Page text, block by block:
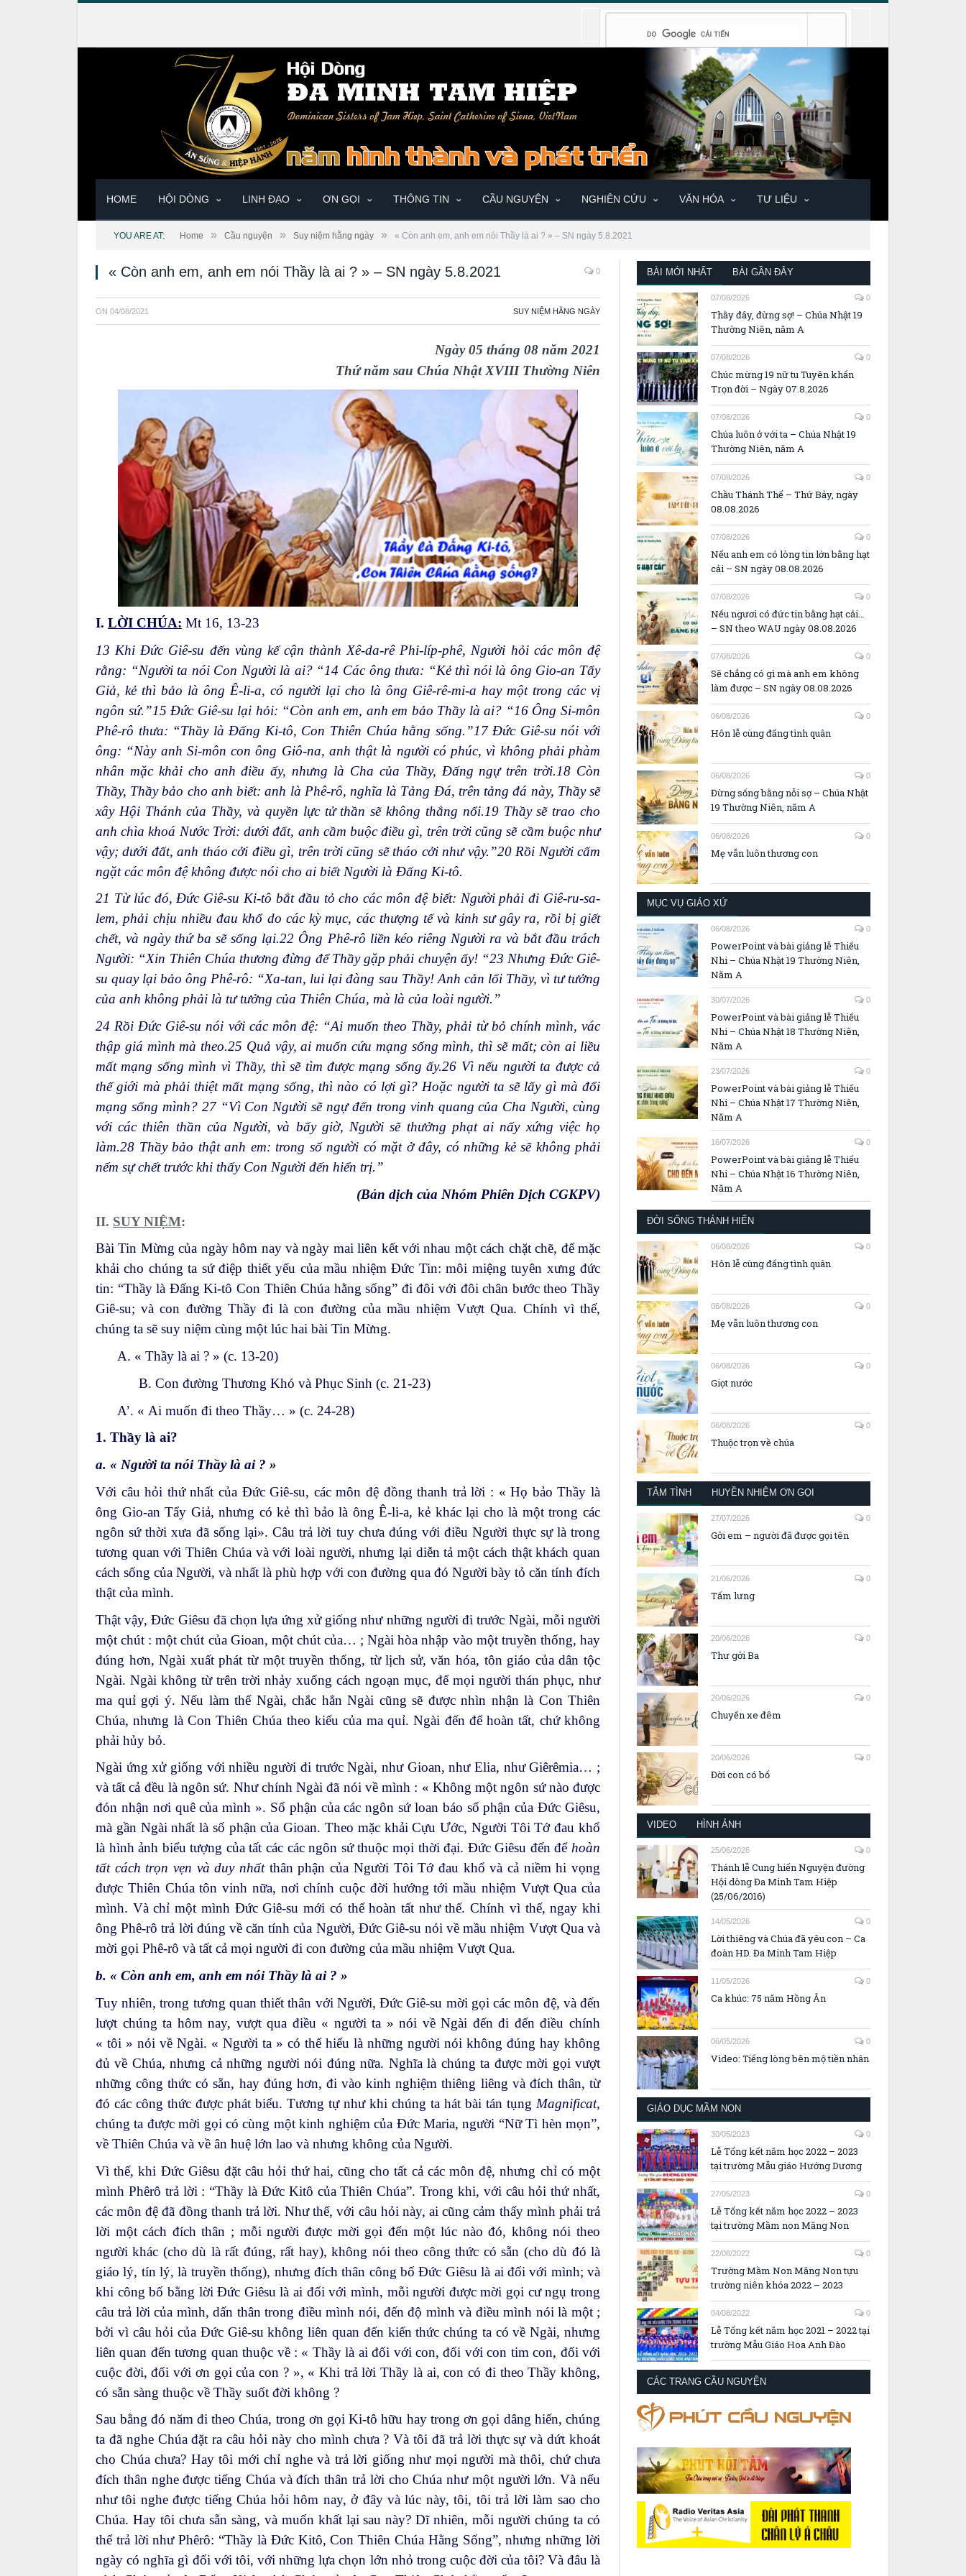
HOME HỘI DÒNG LINH ĐẠO ƠN GỌI THÔNG TIN CẦU NGUYỆN NGHIÊN CỨU VĂN HÓA TƯ LIỆU
YOU ARE AT: Home » Cầu nguyện » Suy niệm hằng ngày » « Còn anh em, anh em nói Thầy là ai ? » – SN ngày 5.8.2021
« Còn anh em, anh em nói Thầy là ai ? » – SN ngày 5.8.2021 0
ON 04/08/2021 SUY NIỆM HẰNG NGÀY
Ngày 05 tháng 08 năm 2021
Thứ năm sau Chúa Nhật XVIII Thường Niên
I. LỜI CHÚA: Mt 16, 13-23
13 Khi Đức Giê-su đến vùng kế cận thành Xê-da-rê Phi-líp-phê, Người hỏi các môn đệ
rằng: “Người ta nói Con Người là ai? “14 Các ông thưa: “Kẻ thì nói là ông Gio-an Tẩy
Giả, kẻ thì bảo là ông Ê-li-a, có người lại cho là ông Giê-rê-mi-a hay một trong các vị
ngôn sứ.”15 Đức Giê-su lại hỏi: “Còn anh em, anh em bảo Thầy là ai? “16Ông Si-môn
Phê-rô thưa: “Thầy là Đấng Ki-tô, Con Thiên Chúa hằng sống.”17Đức Giê-su nói với
ông: “Này anh Si-môn con ông Giô-na, anh thật là người có phúc, vì không phải phàm
nhân mặc khải cho anh điều ấy, nhưng là Cha của Thầy, Đấng ngự trên trời.18 Còn
Thầy, Thầy bảo cho anh biết: anh là Phê-rô, nghĩa là Tảng Đá, trên tảng đá này, Thầy sẽ
xây Hội Thánh của Thầy, và quyền lực tử thần sẽ không thắng nổi.19Thầy sẽ trao cho
anh chìa khoá Nước Trời: dưới đất, anh cầm buộc điều gì, trên trời cũng sẽ cầm buộc như
vậy; dưới đất, anh tháo cởi điều gì, trên trời cũng sẽ tháo cởi như vậy.”20Rồi Người cấm
ngặt các môn đệ không được nói cho ai biết Người là Đấng Ki-tô.
21 Từ lúc đó, Đức Giê-su Ki-tô bắt đầu tỏ cho các môn đệ biết: Người phải đi Giê-ru-sa-
lem, phải chịu nhiều đau khổ do các kỳ mục, các thượng tế và kinh sư gây ra, rồi bị giết
chết, và ngày thứ ba sẽ sống lại.22 Ông Phê-rô liền kéo riêng Người ra và bắt đầu trách
Người: “Xin Thiên Chúa thương đừng để Thầy gặp phải chuyện ấy! “23 Nhưng Đức Giê-
su quay lại bảo ông Phê-rô: “Xa-tan, lui lại đàng sau Thầy! Anh cản lối Thầy, vì tư tưởng
của anh không phải là tư tưởng của Thiên Chúa, mà là của loài người.”
24 Rồi Đức Giê-su nói với các môn đệ: “Ai muốn theo Thầy, phải từ bỏ chính mình, vác
thập giá mình mà theo.25 Quả vậy, ai muốn cứu mạng sống mình, thì sẽ mất; còn ai liều
mất mạng sống mình vì Thầy, thì sẽ tìm được mạng sống ấy.26 Vì nếu người ta được cả
thế giới mà phải thiệt mất mạng sống, thì nào có lợi gì? Hoặc người ta sẽ lấy gì mà đổi
mạng sống mình? 27“Vì Con Người sẽ ngự đến trong vinh quang của Cha Người, cùng
với các thiên thần của Người, và bấy giờ, Người sẽ thưởng phạt ai nấy xứng việc họ
làm.28 Thầy bảo thật anh em: trong số người có mặt ở đây, có những kẻ sẽ không phải
nếm sự chết trước khi thấy Con Người đến hiển trị.”
(Bản dịch của Nhóm Phiên Dịch CGKPV)
II. SUY NIỆM:
Bài Tin Mừng của ngày hôm nay và ngày mai liên kết với nhau một cách chặt chẽ, để mặc
khải cho chúng ta sứ điệp thiết yếu của mầu nhiệm Đức Tin: môi miệng tuyên xưng đức
tin: “Thầy là Đấng Ki-tô Con Thiên Chúa hằng sống” đi đôi với đôi chân bước theo Thầy
Giê-su; và con đường Thầy đi là con đường của mầu nhiệm Vượt Qua. Chính vì thế,
chúng ta sẽ suy niệm cùng một lúc hai bài Tin Mừng.
A. « Thầy là ai ? » (c. 13-20)
B. Con đường Thương Khó và Phục Sinh (c. 21-23)
A’. « Ai muốn đi theo Thầy… » (c. 24-28)
1. Thầy là ai?
a. « Người ta nói Thầy là ai ? »
Với câu hỏi thứ nhất của Đức Giê-su, các môn đệ đồng thanh trả lời : « Họ bảo Thầy là
ông Gio-an Tẩy Giả, nhưng có kẻ thì bảo là ông Ê-li-a, kẻ khác lại cho là một trong các
ngôn sứ thời xưa đã sống lại». Câu trả lời tuy chưa đúng với điều Người thực sự là trong
tương quan với Thiên Chúa và với loài người, nhưng lại diễn tả một cách thật khách quan
cách sống của Người, và nhất là phù hợp với con đường qua đó Người bày tỏ căn tính đích
thật của mình.
Thật vậy, Đức Giêsu đã chọn lựa ứng xử giống như những người đi trước Ngài, mỗi người
một chút : một chút của Gioan, một chút của… ; Ngài hòa nhập vào một truyền thống, hay
đúng hơn, Ngài xuất phát từ một truyền thống, từ lịch sử, văn hóa, tôn giáo của dân tộc
Ngài. Ngài không từ trên trời nhảy xuống cách ngoạn mục, để mọi người thán phục, như
ma quỉ gợi ý. Nếu làm thế Ngài, chắc hẳn Ngài cũng sẽ được nhìn nhận là Con Thiên
Chúa, nhưng là Con Thiên Chúa theo kiểu của ma quỉ. Ngài đến để hoàn tất, chứ không
phải hủy bỏ.
Ngài ứng xử giống với nhiều người đi trước Ngài, như Gioan, như Elia, như Giêrêmia… ;
và tất cả đều là ngôn sứ. Như chính Ngài đã nói về mình : « Không một ngôn sứ nào được
đón nhận nơi quê của mình ». Số phận của các ngôn sứ loan báo số phận của Đức Giêsu,
mà gần Ngài nhất là số phận của Gioan. Theo mặc khải Cựu Ước, Người Tôi Tớ đau khổ
là hình ảnh biểu tượng của tất các các ngôn sứ thuộc mọi thời đại. Đức Giêsu đến để hoàn
tất cách trọn vẹn và duy nhấtthân phận của Người Tôi Tớ đau khổ và cả niềm hi vọng
được Thiên Chúa tôn vinh nữa, nơi chính cuộc đời hướng tới mầu nhiệm Vượt Qua của
mình. Và chỉ một mình Đức Giê-su mới có thể hoàn tất như thế. Chính vì thế, ngay khi
ông Phê-rô trả lời đúng về căn tính của Người, Đức Giê-su nói về mầu nhiệm Vượt Qua và
mời gọi Phê-rô và tất cả mọi người đi con đường của mầu nhiệm Vượt Qua.
b. « Còn anh em, anh em nói Thầy là ai ? »
Tuy nhiên, trong tương quan thiết thân với Người, Đức Giê-su mời gọi các môn đệ, và đến
lượt chúng ta hôm nay, vượt qua điều « người ta » nói về Ngài đến đi đến điều chính
« tôi » nói về Ngài. « Người ta » có thể hiểu là những người nói không đúng hay không
đủ về Chúa, nhưng cả những người nói đúng nữa. Nghĩa là chúng ta được mời gọi vượt
những công thức có sẵn, hay đúng hơn, đi vào kinh nghiệm thiêng liêng và đích thân, từ
đó các công thức được phát biểu. Tương tự như khi chúng ta hát bài tán tụng Magnificat,
chúng ta được mời gọi có cùng một kinh nghiệm của Đức Maria, người “Nữ Tì hèn mọn”,
về Thiên Chúa và về ân huệ lớn lao và nhưng không của Người.
Vì thế, khi Đức Giêsu đặt câu hỏi thứ hai, cũng cho tất cả các môn đệ, nhưng chỉ có một
mình Phêrô trả lời : “Thầy là Đức Kitô của Thiên Chúa”. Trong khi, với câu hỏi thứ nhất,
các môn đệ đã đồng thanh trả lời. Như thế, với câu hỏi này, ai cũng cảm thấy mình phải trả
lời một cách đích thân ; mỗi người được mời gọi đến một lúc nào đó, không nói theo
người khác (cho dù là rất đúng, rất hay), không nói theo công thức có sẵn (cho dù đó là
giáo lý, tín lý, là truyền thống), nhưng đích thân công bố Đức Giêsu là ai đối với mình; và
khi công bố bằng lời Đức Giêsu là ai đối với mình, mỗi người được mời gọi cư ngụ trong
câu trả lời của mình, dấn thân trong điều mình nói, đến độ mình và điều mình nói là một ;
bởi vì câu hỏi của Đức Giê-su không liên quan đến kiến thức chúng ta có về Ngài, nhưng
liên quan đến tương quan thuộc về : « Thầy là ai đối với con, đối với con tim con, đối với
cuộc đời, đối với ơn gọi của con ? », « Khi trả lời Thầy là ai, con có đi theo Thầy không,
có sẵn sàng thuộc về Thầy suốt đời không ?
Sau bằng đó năm đi theo Chúa, trong ơn gọi Ki-tô hữu hay trong ơn gọi dâng hiến, chúng
ta đã nghe Chúa đặt ra câu hỏi này cho mình chưa ? Và tôi đã trả lời thực sự và dứt khoát
cho Chúa chưa? Hay tôi mới chỉ nghe và trả lời giống như mọi người mà thôi, chứ chưa
đích thân nghe được tiếng Chúa và đích thân trả lời cho Chúa như một người lớn. Và nếu
như tôi nghe được tiếng Chúa hỏi hôm nay, ở đây và lúc này, tôi, tôi trả lời làm sao cho
Chúa. Hay tôi chưa sẵn sàng, và muốn khất lại sau này? Dĩ nhiên, mỗi người chúng ta có
thể trả lời như Phêrô: “Thầy là Đức Kitô, Con Thiên Chúa Hằng Sống”, nhưng những lời
ngày có nghĩa gì đối với tôi, với những lựa chọn lớn nhỏ trong cuộc đời của tôi? Và đâu là
BÀI MỚI NHẤT BÀI GẦN ĐÂY
07/08/2026 0
Thầy đây, đừng sợ! – Chúa Nhật 19
Thường Niên, năm A
07/08/2026 0
Chúc mừng 19 nữ tu Tuyên khấn
Trọn đời – Ngày 07.8.2026
07/08/2026 0
Chúa luôn ở với ta – Chúa Nhật 19
Thường Niên, năm A
07/08/2026 0
Chầu Thánh Thể – Thứ Bảy, ngày
08.08.2026
07/08/2026 0
Nếu anh em có lòng tin lớn bằng hạt
cải – SN ngày 08.08.2026
07/08/2026 0
Nếu ngươi có đức tin bằng hạt cải…
– SN theo WAU ngày 08.08.2026
07/08/2026 0
Sẽ chẳng có gì mà anh em không
làm được – SN ngày 08.08.2026
06/08/2026 0
Hôn lễ cùng đấng tình quân
06/08/2026 0
Đừng sống bằng nỗi sợ – Chúa Nhật
19 Thường Niên, năm A
06/08/2026 0
Mẹ vẫn luôn thương con
MỤC VỤ GIÁO XỨ
06/08/2026 0
PowerPoint và bài giảng lễ Thiếu
Nhi – Chúa Nhật 19 Thường Niên,
Năm A
30/07/2026 0
PowerPoint và bài giảng lễ Thiếu
Nhi – Chúa Nhật 18 Thường Niên,
Năm A
23/07/2026 0
PowerPoint và bài giảng lễ Thiếu
Nhi – Chúa Nhật 17 Thường Niên,
Năm A
16/07/2026 0
PowerPoint và bài giảng lễ Thiếu
Nhi – Chúa Nhật 16 Thường Niên,
Năm A
ĐỜI SỐNG THÁNH HIẾN
06/08/2026 0
Hôn lễ cùng đấng tình quân
06/08/2026 0
Mẹ vẫn luôn thương con
06/08/2026 0
Giọt nước
06/08/2026 0
Thuộc trọn về chúa
TÂM TÌNH HUYỀN NHIỆM ƠN GỌI
27/07/2026 0
Gởi em – người đã được gọi tên
21/06/2026 0
Tấm lưng
20/06/2026 0
Thư gởi Ba
20/06/2026 0
Chuyến xe đêm
20/06/2026 0
Đời con có bố
VIDEO HÌNH ẢNH
25/06/2026 0
Thánh lễ Cung hiến Nguyện đường
Hội dòng Đa Minh Tam Hiệp
(25/06/2016)
14/05/2026 0
Lời thiêng và Chúa đã yêu con – Ca
đoàn HD. Đa Minh Tam Hiệp
11/05/2026 0
Ca khúc: 75 năm Hồng Ân
06/05/2026 0
Video: Tiếng lòng bên mộ tiền nhân
GIÁO DỤC MẦM NON
30/05/2023 0
Lễ Tổng kết năm học 2022 – 2023
tại trường Mẫu giáo Hướng Dương
27/05/2023 0
Lễ Tổng kết năm học 2022 – 2023
tại trường Mầm non Măng Non
22/08/2022 0
Trường Mầm Non Măng Non tựu
trường niên khóa 2022 – 2023
04/08/2022 0
Lễ Tổng kết năm học 2021 – 2022 tại
trường Mẫu Giáo Hoa Anh Đào
CÁC TRANG CẦU NGUYỆN